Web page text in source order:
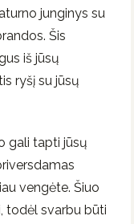
junginys su
Šis
iš jūsų
ryšį su jūsų
gali tapti jūsų
vengėte. Šiuo
todėl svarbu būti